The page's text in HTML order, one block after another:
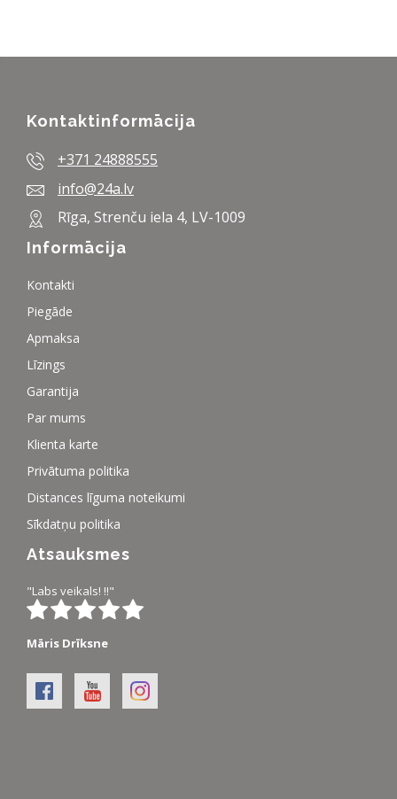
Kontaktinformācija
+371 24888555
info@24a.lv
Rīga, Strenču iela 4, LV-1009
Informācija
Kontakti
Piegāde
Apmaksa
Līzings
Garantija
Par mums
Klienta karte
Privātuma politika
Distances līguma noteikumi
Sīkdatņu politika
Atsauksmes
"Labs veikals! !!"
Māris Drīksne